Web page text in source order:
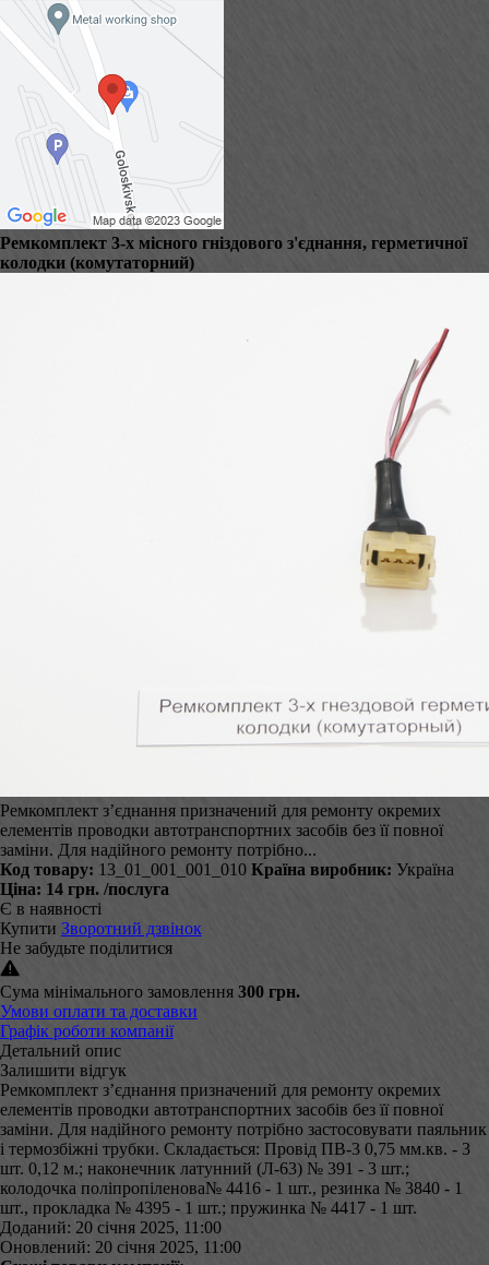
Ремкомплект 3-х місного гніздового з'єднання, герметичної
колодки (комутаторний)
Ремкомплект з’єднання призначений для ремонту окремих
елементів проводки автотранспортних засобів без її повної
заміни. Для надійного ремонту потрібно...
Код товару: 13_01_001_001_010 Країна виробник: Україна
Ціна: 14 грн. /послуга
Є в наявності
Купити Зворотний дзвінок
Не забудьте поділитися
Сума мінімального замовлення 300 грн.
Умови оплати та доставки
Графік роботи компанії
Детальний опис
Залишити відгук
Ремкомплект з’єднання призначений для ремонту окремих
елементів проводки автотранспортних засобів без її повної
заміни. Для надійного ремонту потрібно застосовувати паяльник
і термозбіжні трубки. Складається: Провід ПВ-3 0,75 мм.кв. - 3
шт. 0,12 м.; наконечник латунний (Л-63) № 391 - 3 шт.;
колодочка поліпропіленова№ 4416 - 1 шт., резинка № 3840 - 1
шт., прокладка № 4395 - 1 шт.; пружинка № 4417 - 1 шт.
Доданий: 20 січня 2025, 11:00
Оновлений: 20 січня 2025, 11:00